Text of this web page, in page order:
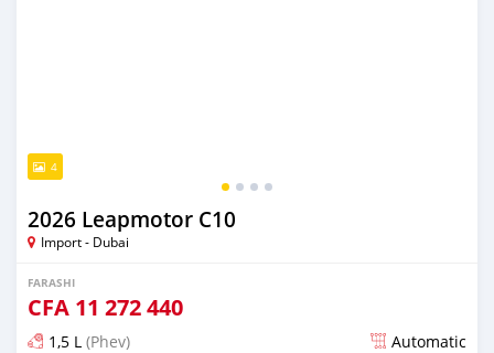
4
2026 Leapmotor C10
Import - Dubai
FARASHI
CFA 11 272 440
1,5 L (Phev) Automatic